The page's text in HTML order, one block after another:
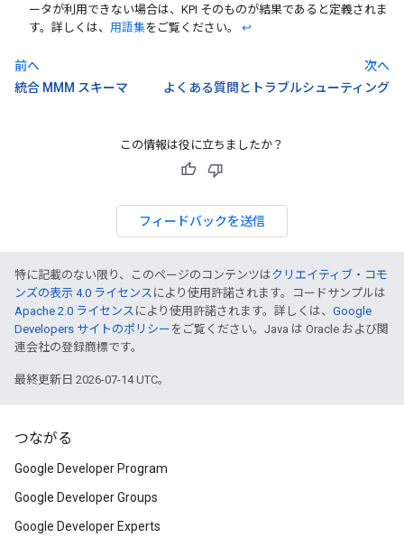
ータが利用できない場合は、KPI そのものが結果であると定義されま
す。詳しくは、 用語集をご覧ください。 ↩
前へ
統合 MMM スキーマ
次へ
よくある質問とトラブルシューティング
この情報は役に立ちましたか？
フィードバックを送信
特に記載のない限り、このページのコンテンツはクリエイティブ・コモ
ンズの表示 4.0 ライセンス により使用許諾されます。コードサンプルは
Apache 2.0 ライセンス により使用許諾されます。詳しくは、 Google
Developers サイトのポリシー をご覧ください。Java は Oracle および関
連会社の登録商標です。
最終更新日 2026-07-14 UTC。
つながる
Google Developer Program
Google Developer Groups
Google Developer Experts